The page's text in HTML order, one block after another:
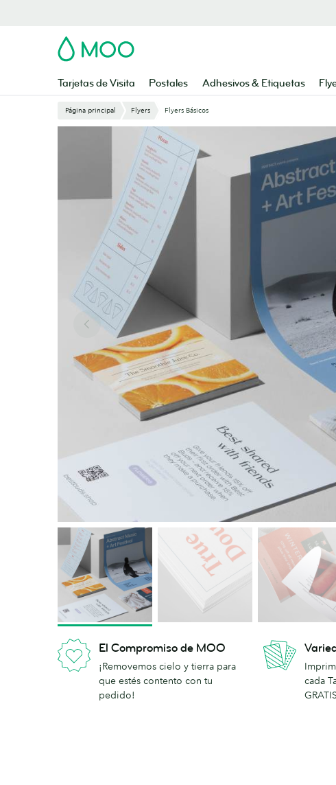
MOO
Tarjetas de Visita Postales Adhesivos & Etiquetas
Página principal Flyers Flyers Básicos
El Compromiso de MOO
¡Removemos cielo y tierra para
que estés contento con tu
pedido!
cada